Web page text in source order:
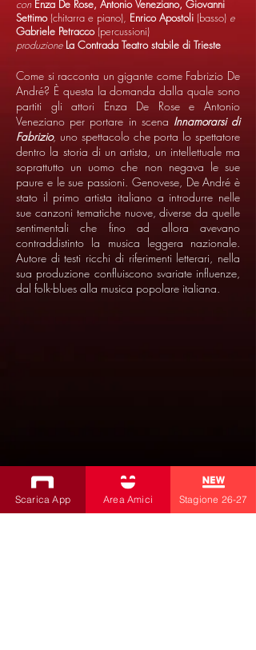
con Enza De Rose, Antonio Veneziano, Giovanni
Settimo(chitarra e piano), Enrico Apostoli (basso) e
Gabriele Petracco(percussioni)
produzione La Contrada Teatro stabile di Trieste
Come si racconta un gigante come Fabrizio De
André? È questa la domanda dalla quale sono
partiti gli attori Enza De Rose e Antonio
Veneziano per portare in scena Innamorarsi di
Fabrizio, uno spettacolo che porta lo spettatore
dentro la storia di un artista, un intellettuale ma
soprattutto un uomo che non negava le sue
paure e le sue passioni. Genovese, De André è
stato il primo artista italiano a introdurre nelle
sue canzoni tematiche nuove, diverse da quelle
sentimentali che fino ad allora avevano
contraddistinto la musica leggera nazionale.
Autore di testi ricchi di riferimenti letterari, nella
sua produzione confluiscono svariate influenze,
dal folk-blues alla musica popolare italiana.
Scarica App Area Amici Stagione 26-27